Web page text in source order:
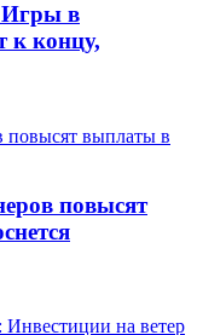
Игры в
к концу,
повысят